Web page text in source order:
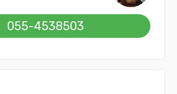
055-4538503